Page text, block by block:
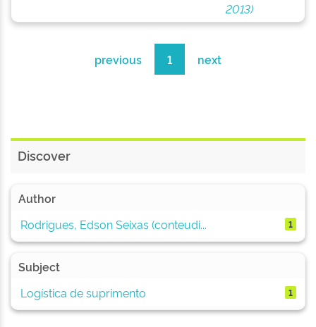
2013)
previous 1 next
Discover
Author
Rodrigues, Edson Seixas (conteudi...
1
Subject
Logística de suprimento
1